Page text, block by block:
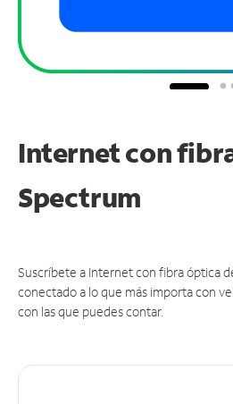
Internet con
Spectrum
Suscríbete a Internet con fibra óptica
conectado a lo que más importa con
con las que puedes contar.